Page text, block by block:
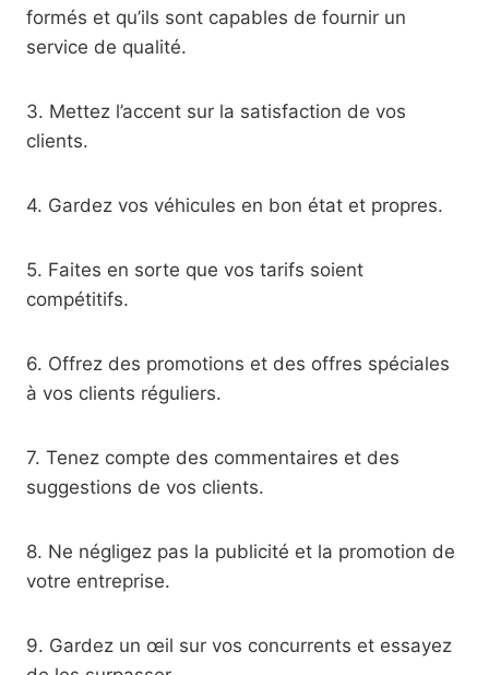
formés et qu’ils sont capables de fournir un
service de qualité.
3. Mettez l’accent sur la satisfaction de vos
clients.
4. Gardez vos véhicules en bon état et propres.
5. Faites en sorte que vos tarifs soient
compétitifs.
6. Offrez des promotions et des offres spéciales
à vos clients réguliers.
7. Tenez compte des commentaires et des
suggestions de vos clients.
8. Ne négligez pas la publicité et la promotion de
votre entreprise.
9. Gardez un œil sur vos concurrents et essayez